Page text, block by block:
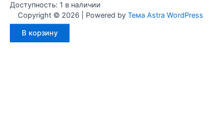
Copyright © 2026 | Powered by Тема Astra WordPress
Доступность: 1 в наличии
товара
В корзину